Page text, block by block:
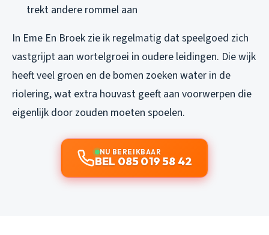
trekt andere rommel aan
In Eme En Broek zie ik regelmatig dat speelgoed zich
vastgrijpt aan wortelgroei in oudere leidingen. Die wijk
heeft veel groen en de bomen zoeken water in de
riolering, wat extra houvast geeft aan voorwerpen die
eigenlijk door zouden moeten spoelen.
NU BEREIKBAAR
BEL 085 019 58 42